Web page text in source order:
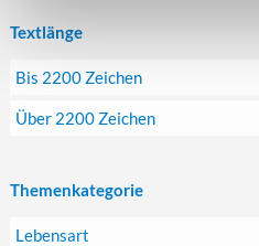
Textlänge
Bis 2200 Zeichen
Über 2200 Zeichen
Themenkategorie
Lebensart